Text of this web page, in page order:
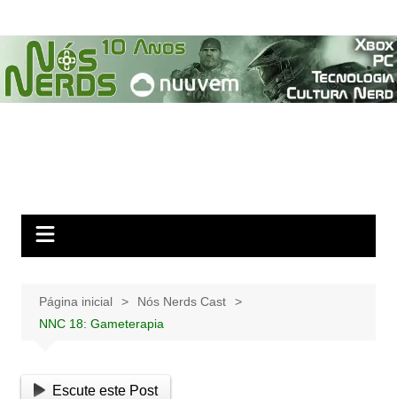
para
conteúdo
Página inicial
Nós Nerds Cast
NNC 18: Gameterapia
Escute este Post